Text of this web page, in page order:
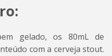
gelado, os 80mL de
com a cerveja stout.